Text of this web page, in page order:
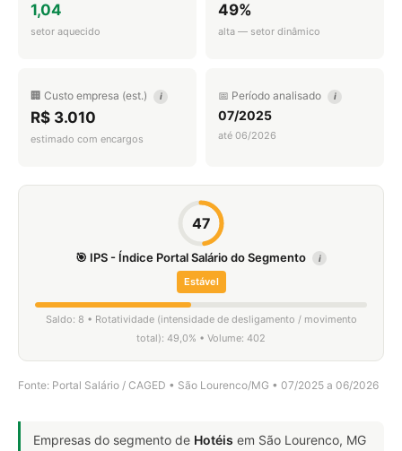
1,04
setor aquecido
49%
alta — setor dinâmico
🏢 Custo empresa (est.) i
R$ 3.010
estimado com encargos
📅 Período analisado i
07/2025
até 06/2026
47
🎯 IPS - Índice Portal Salário do Segmento i
Estável
Saldo: 8 • Rotatividade (intensidade de desligamento / movimento
total): 49,0% • Volume: 402
Fonte: Portal Salário / CAGED • São Lourenco/MG • 07/2025 a 06/2026
Empresas do segmento de Hotéis em São Lourenco, MG